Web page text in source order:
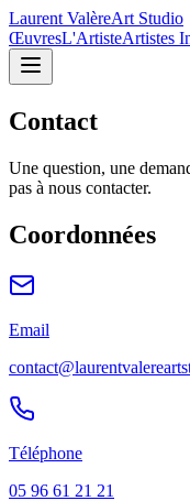
Laurent ValèreArt Studio
ŒuvresL'ArtisteArtistes
Contact
Une question, une
pas à nous contacter.
Coordonnées
Email
Téléphone
05 96 61 21 21